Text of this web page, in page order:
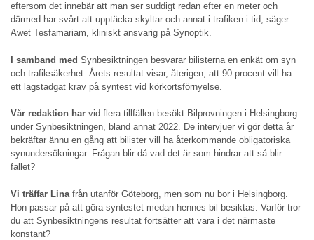
eftersom det innebär att man ser suddigt redan efter en meter och
därmed har svårt att upptäcka skyltar och annat i trafiken i tid, säger
Awet Tesfamariam, kliniskt ansvarig på Synoptik.
I samband med Synbesiktningen besvarar bilisterna en enkät om syn
och trafiksäkerhet. Årets resultat visar, återigen, att 90 procent vill ha
ett lagstadgat krav på syntest vid körkortsförnyelse.
Vår redaktion har vid flera tillfällen besökt Bilprovningen i Helsingborg
under Synbesiktningen, bland annat 2022. De intervjuer vi gör detta år
bekräftar ännu en gång att bilister vill ha återkommande obligatoriska
synundersökningar. Frågan blir då vad det är som hindrar att så blir
fallet?
Vi träffar Lina från utanför Göteborg, men som nu bor i Helsingborg.
Hon passar på att göra syntestet medan hennes bil besiktas. Varför tror
du att Synbesiktningens resultat fortsätter att vara i det närmaste
konstant?